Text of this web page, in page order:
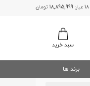
18,895,999 تومان
سبد خرید
برند ها